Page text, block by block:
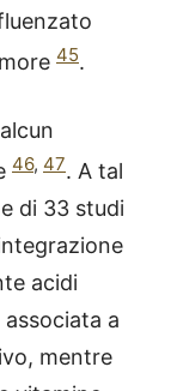
45.
46, 47. A tal
di 33 studi
acidi
associata a
mentre